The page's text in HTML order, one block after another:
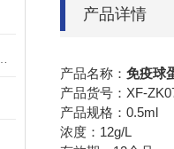
产品详情
产品名称： 免疫球
产品货号：XF-
产品规格：0.5ml
浓度：12g/L